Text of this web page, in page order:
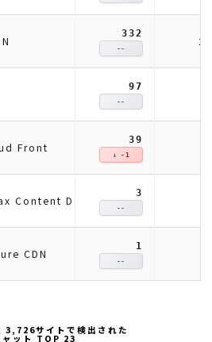
332
--
97
--
Front
39
↓ -1
Content Delivery Network
3
--
CDN
1
--
3,726サイトで検出された
ャット TOP 23